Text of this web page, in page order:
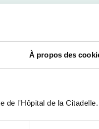
À propos des
de l'Hôpital de la Citadelle.